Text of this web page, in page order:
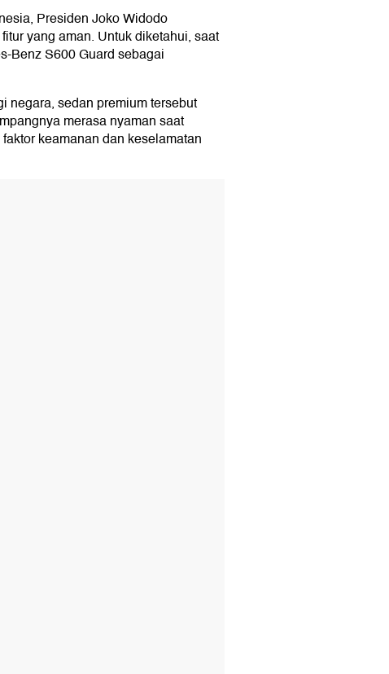
Presiden Joko Widodo
yang aman. Untuk diketahui, saat
Benz S600 Guard sebagai
negara, sedan premium tersebut
merasa nyaman saat
keamanan dan keselamatan